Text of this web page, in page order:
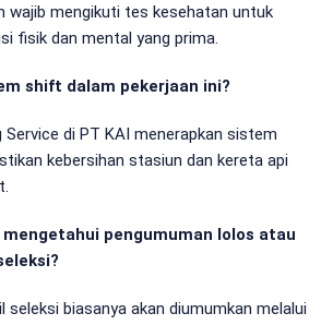
wajib mengikuti tes kesehatan untuk
fisik dan mental yang prima.
shift dalam pekerjaan ini?
Service di PT KAI menerapkan sistem
kebersihan stasiun dan kereta api
pengumuman lolos atau
seleksi biasanya akan diumumkan melalui